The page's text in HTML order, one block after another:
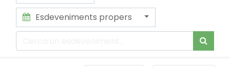
Esdeveniments propers